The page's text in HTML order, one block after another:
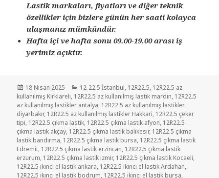
Lastik markaları, fiyatları ve diğer teknik
özellikler için bizlere günün her saati kolayca
ulaşmanız mümkündür.
Hafta içi ve hafta sonu 09.00-19.00 arası iş
yerimiz açıktır.
Yayın
tarihi
18 Nisan 2025 Kategoriler
12-22.5 İstanbul, 12R22.5, 12R22.5 az
kullanılmış Kırklareli, 12R22.5 az kullanılmış lastik mardin, 12R22.5
az kullanılmış lastikler antalya, 12R22.5 az kullanılmış lastikler
diyarbakır, 12R22.5 az kullanılmış lastikler Hakkari, 12R22.5 çeker
tipi, 12R22.5 çıkma lastik, 12R22.5 çıkma lastik afyon, 12R22.5
çıkma lastik akçay, 12R22.5 çıkma lastik balıkesir, 12R22.5 çıkma
lastik bandırma, 12R22.5 çıkma lastik bursa, 12R22.5 çıkma lastik
Edremit, 12R22.5 çıkma lastik erzincan, 12R22.5 çıkma lastik
erzurum, 12R22.5 çıkma lastik izmir, 12R22.5 çıkma lastik Kocaeli,
12R22.5 ikinci el lastik ankara, 12R22.5 ikinci el lastik Ardahan,
12R22.5 ikinci el lastik bodrum, 12R22.5 ikinci el lastik bursa,